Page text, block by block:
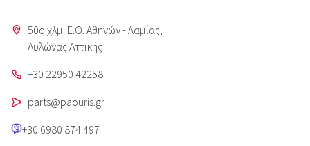
50o χλμ. Ε.Ο. Αθηνών - Λαμίας,
Aυλώνας Αττικής
+30 22950 42258
parts@paouris.gr
+30 6980 874 497